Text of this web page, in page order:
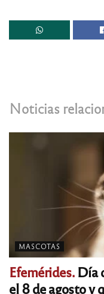
Noticias
MASCOTAS
Efemérides.Día
el 8 de agosto y